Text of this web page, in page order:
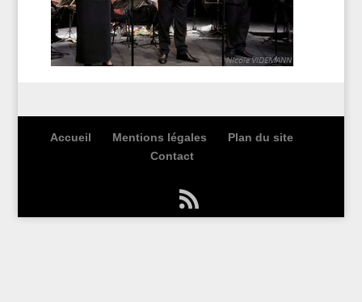
Accueil Mentions légales
Plan du site
Contact